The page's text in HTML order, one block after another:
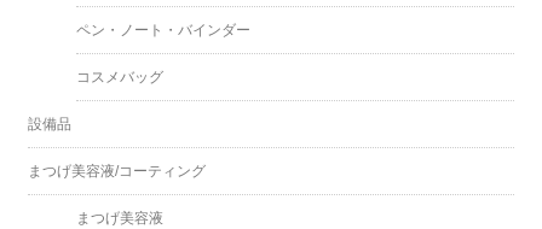
ペン・ノート・バインダー
コスメバッグ
設備品
まつげ美容液/コーティング
まつげ美容液